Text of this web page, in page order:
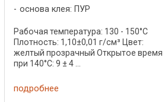
основа клея: ПУР
Рабочая температура: 130 - 150°C
Плотность: 1,10±0,01 г/см³ Цвет:
желтый прозрачный Открытое время
при 140°C: 9 ± 4 ...
подробнее